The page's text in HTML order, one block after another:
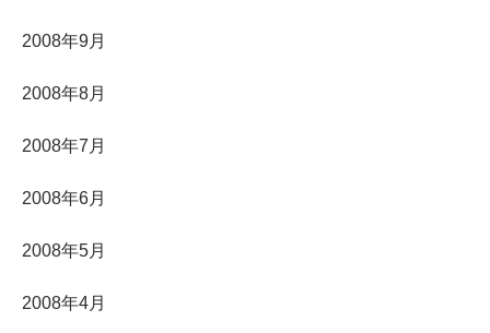
2008年9月
2008年8月
2008年7月
2008年6月
2008年5月
2008年4月